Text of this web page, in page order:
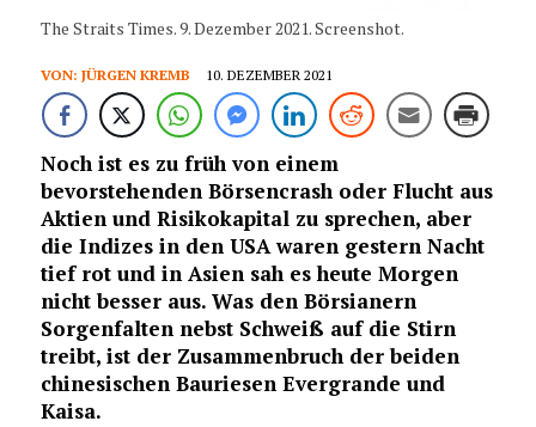
The Straits Times. 9. Dezember 2021. Screenshot.
VON: JÜRGEN KREMB 10. DEZEMBER 2021
Noch ist es zu früh von einem
bevorstehenden Börsencrash oder Flucht aus
Aktien und Risikokapital zu sprechen, aber
die Indizes in den USA waren gestern Nacht
tief rot und in Asien sah es heute Morgen
nicht besser aus. Was den Börsianern
Sorgenfalten nebst Schweiß auf die Stirn
treibt, ist der Zusammenbruch der beiden
chinesischen Bauriesen Evergrande und
Kaisa.